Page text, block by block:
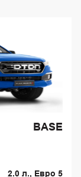
BASE
2.0 л., Евро 5